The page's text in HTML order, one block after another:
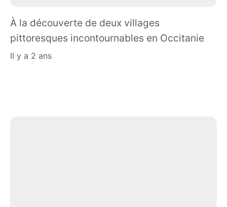
À la découverte de deux villages
pittoresques incontournables en Occitanie
il y a 2 ans